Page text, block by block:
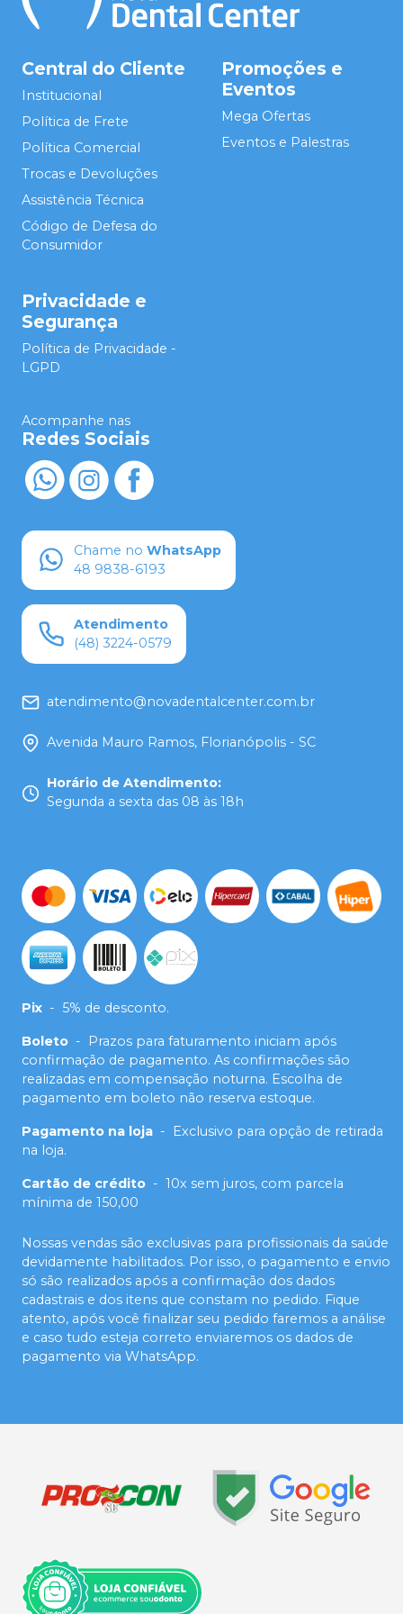
Central do Cliente
Institucional
Política de Frete
Política Comercial
Trocas e Devoluções
Assistência Técnica
Código de Defesa do
Consumidor
Promoções e
Eventos
Mega Ofertas
Eventos e Palestras
Privacidade e
Segurança
Política de Privacidade -
LGPD
Acompanhe nas
Redes Sociais
Chame no WhatsApp
48 9838-6193
Atendimento
(48) 3224-0579
atendimento@novadentalcenter.com.br
Avenida Mauro Ramos, Florianópolis - SC
Horário de Atendimento:
Segunda a sexta das 08 às 18h
Pix - 5% de desconto.
Boleto -
Prazos para faturamento iniciam após
confirmação de pagamento. As confirmações são
realizadas em compensação noturna. Escolha de
pagamento em boleto não reserva estoque.
Pagamento na loja -
Exclusivo para opção de retirada
na loja.
Cartão de crédito - 10x sem juros, com parcela
mínima de 150,00
Nossas vendas são exclusivas para profissionais da saúde
devidamente habilitados. Por isso, o pagamento e envio
só são realizados após a confirmação dos dados
cadastrais e dos itens que constam no pedido. Fique
atento, após você finalizar seu pedido faremos a análise
e caso tudo esteja correto enviaremos os dados de
pagamento via WhatsApp.